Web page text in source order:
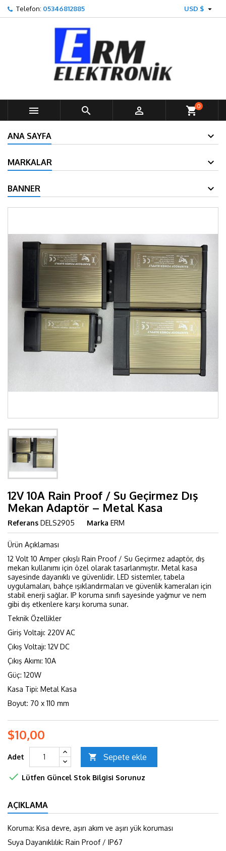
Telefon: 05346812885 USD $ 
   shopping_cart0
ANA SAYFA
MARKALAR
BANNER
12V 10A Rain Proof / Su Geçirmez Dış
Mekan Adaptör – Metal Kasa
Referans DELS2905 Marka ERM
Ürün Açıklaması
12 Volt 10 Amper çıkışlı Rain Proof / Su Geçirmez adaptör, dış
mekan kullanımı için özel olarak tasarlanmıştır. Metal kasa
sayesinde dayanıklı ve güvenlidir. LED sistemler, tabela
uygulamaları, bahçe ışıklandırmaları ve güvenlik kameraları için
stabil enerji sağlar. IP koruma sınıfı sayesinde yağmur ve nem
gibi dış etkenlere karşı koruma sunar.
Teknik Özellikler
Giriş Voltajı: 220V AC
Çıkış Voltajı: 12V DC
Çıkış Akımı: 10A
Güç: 120W
Kasa Tipi: Metal Kasa
Boyut: 70 x 110 mm
$10,00
Adet  Sepete ekle
 Lütfen Güncel Stok Bilgisi Sorunuz
AÇIKLAMA
Koruma: Kısa devre, aşırı akım ve aşırı yük koruması
Suya Dayanıklılık: Rain Proof / IP67